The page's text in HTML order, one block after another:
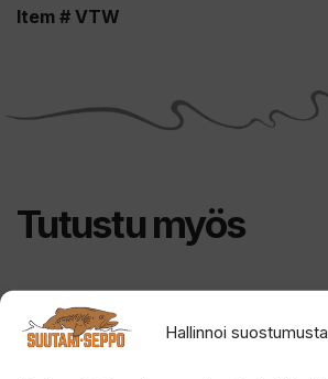
Hallinnoi suostumusta
Item # VTW
Tutustu myös
tuotteella